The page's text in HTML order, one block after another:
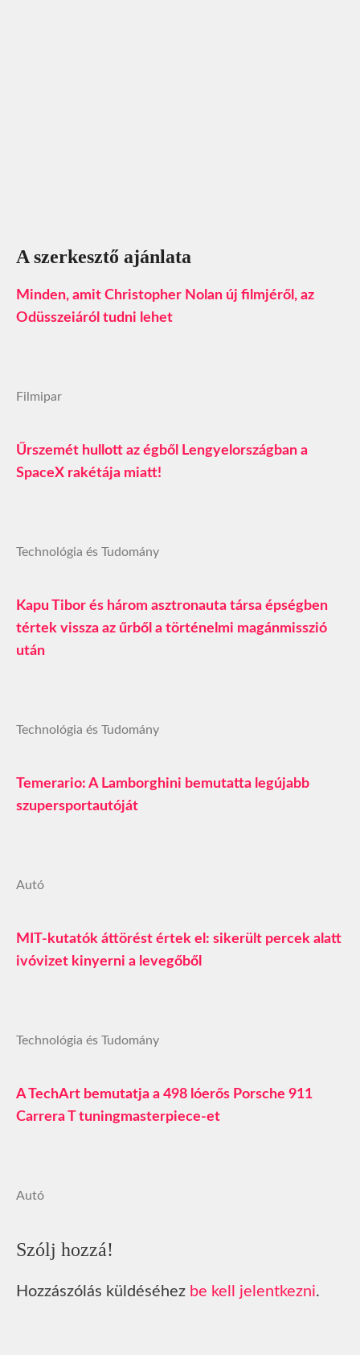
A szerkesztő ajánlata
Minden, amit Christopher Nolan új filmjéről, az
Odüsszeiáról tudni lehet
Filmipar
Űrszemét hullott az égből Lengyelországban a
SpaceX rakétája miatt!
Technológia és Tudomány
Kapu Tibor és három asztronauta társa épségben
tértek vissza az űrből a történelmi magánmisszió
után
Technológia és Tudomány
Temerario: A Lamborghini bemutatta legújabb
szupersportautóját
Autó
MIT-kutatók áttörést értek el: sikerült percek alatt
ivóvizet kinyerni a levegőből
Technológia és Tudomány
A TechArt bemutatja a 498 lóerős Porsche 911
Carrera T tuningmasterpiece-et
Autó
Szólj hozzá!
Hozzászólás küldéséhez be kell jelentkezni.